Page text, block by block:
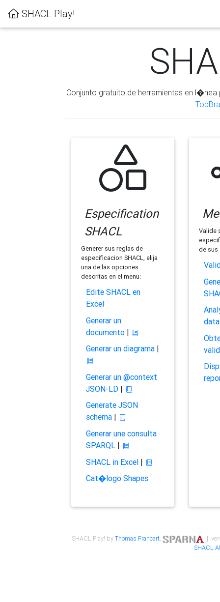
SHACL Play!
Conjunto gratuito de herramientas en
Especification
SHACL
Generer sus reglas de
especificacion SHACL, elija
una de las opciones
descritas en el menu:
Edite SHACL en
Excel
Generar un
documento|
Generar un diagrama|
Generar un @context
JSON-LD|
Generate JSON
schema|
Generar une consulta
SPARQL|
SHACL in Excel|
Cat�logo Shapes
Valide
de sus
SHACL Play! byThomas Francart,
|
SHACL